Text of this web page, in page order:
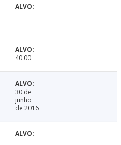
40.00
30 de
junho
de 2016